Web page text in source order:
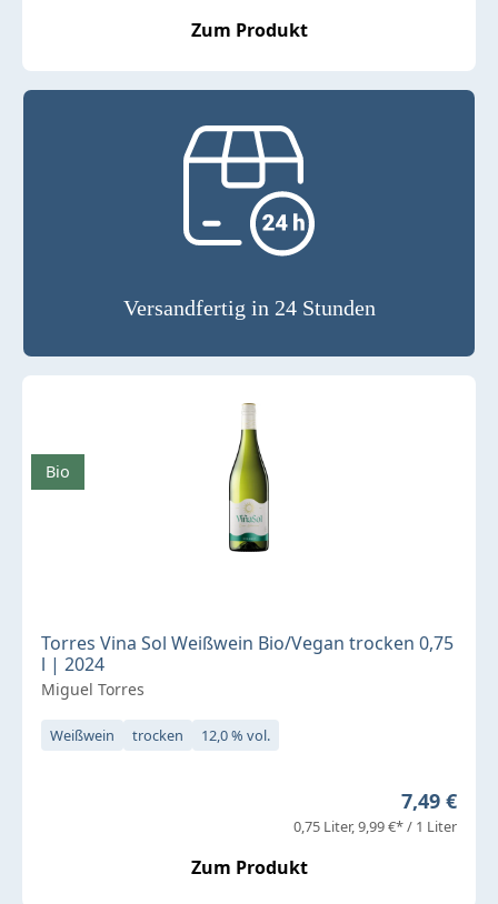
Zum Produkt
Versandfertig in 24 Stunden
Torres Vina Sol Weißwein Bio/Vegan trocken 0,75
l | 2024
Miguel Torres
Weißwein trocken 12,0 % vol.
Regulärer
7,49 €
0,75 Liter 9,99 €* / 1 Liter
Zum Produkt
Bio